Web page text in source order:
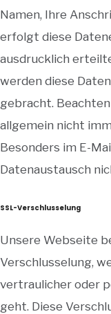
Namen, Ihre
erfolgt diese
ausdrucklich
werden diese
gebracht.
allgemein nicht
Besonders im E-
Datenaustausch
SSL-Verschlusselung
Unsere Webseite
Verschlusselung,
vertraulicher oder
geht. Diese